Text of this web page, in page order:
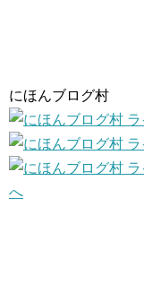
にほんブログ村